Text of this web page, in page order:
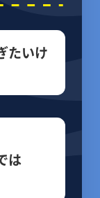
たいけ
は